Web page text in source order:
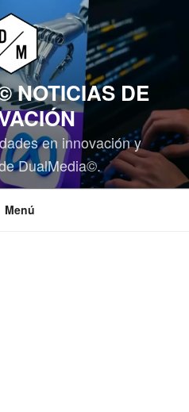
NOTICIAS DE
en innovación y
DualMedia©.
Menú